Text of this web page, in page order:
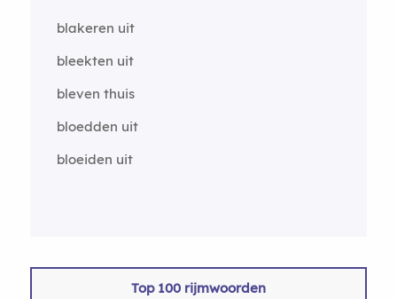
blakeren uit
bleekten uit
bleven thuis
bloedden uit
bloeiden uit
Top 100 rijmwoorden